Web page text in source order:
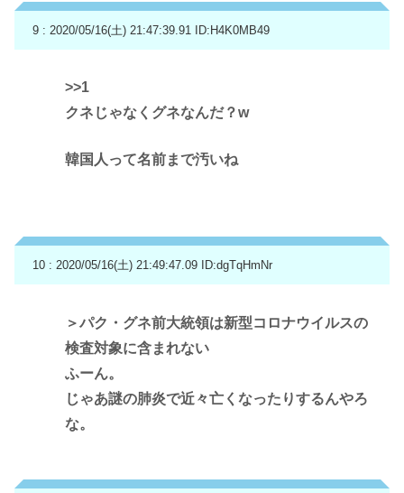
9 : 2020/05/16(土) 21:47:39.91 ID:H4K0MB49
>>1
クネじゃなくグネなんだ？w
韓国人って名前まで汚いね
10 : 2020/05/16(土) 21:49:47.09 ID:dgTqHmNr
＞パク・グネ前大統領は新型コロナウイルスの
検査対象に含まれない
ふーん。
じゃあ謎の肺炎で近々亡くなったりするんやろ
な。